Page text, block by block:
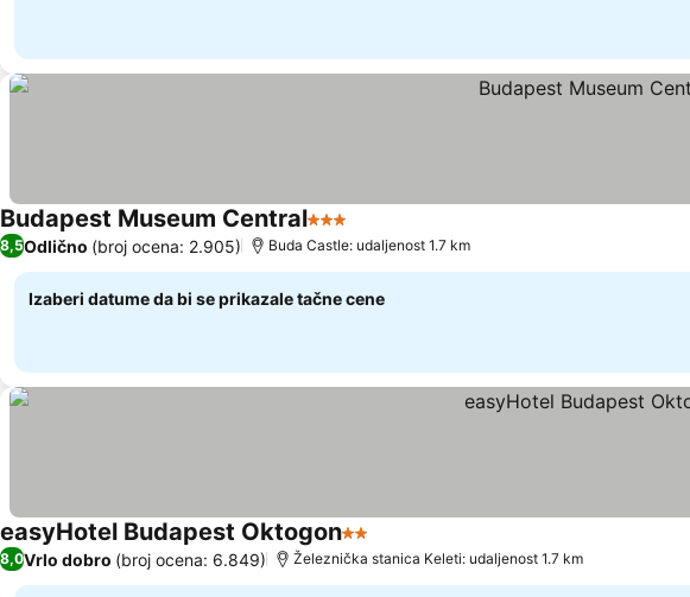
Budapest Museum Central3 Zvezdice
8,5Odlično (broj ocena: 2.905) Buda Castle: udaljenost 1.7 km
Izaberi datume da bi se prikazale tačne cene
easyHotel Budapest Oktogon2 Zvezdice
8,0Vrlo dobro (broj ocena: 6.849) Železnička stanica Keleti: udaljenost 1.7 km